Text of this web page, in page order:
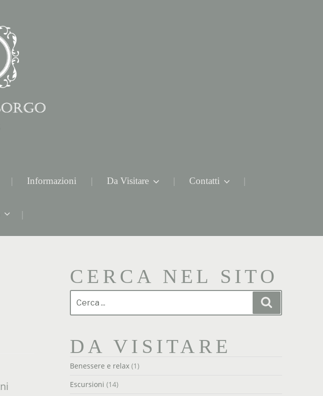
Informazioni Da Visitare Contatti
CERCA NEL SITO
DA VISITARE
Benessere e relax (1)
Escursioni (14)